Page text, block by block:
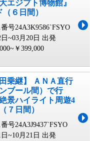
エジプト博物館』
６日間）
号24A3K9586`FSYO
~03月20日 出発
￥399,000
乗継】 ＡＮＡ直行
ブール間）で行
景ハイライト周遊4
７日間）
号24A3J9437`FSYO
~10月21日 出発